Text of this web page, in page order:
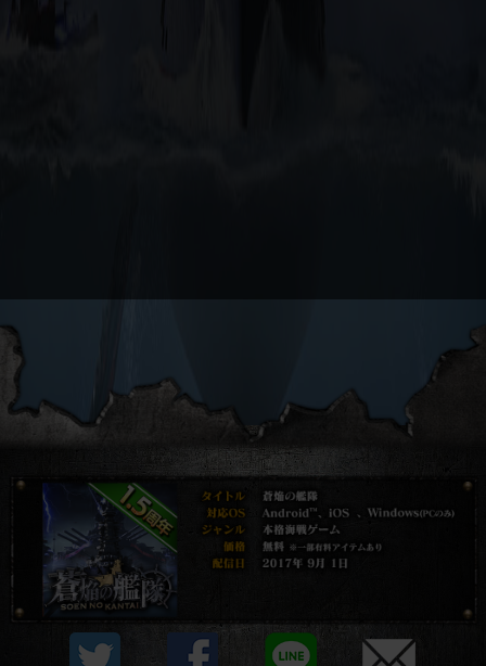
プライバシーポリシー
他社モジュール等について
資金決済法に基づく表示